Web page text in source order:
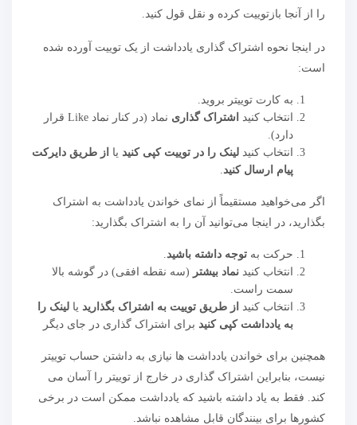
را از آنجا بازتوییت کرده و نقل قول کنید.
در اینجا نحوه اشتراک گذاری یادداشت از یک توییت آورده شده
است:
به کارت توییتر بروید.
انتخاب کنید
اشتراک گذاری
نماد (در کنار نماد Like قرار
دارد).
انتخاب کنید لینک را در توییت کپی کنید یا از طریق دایرکت
پیام ارسال کنید
اگر می‌خواهید مستقیماً از نمای خواندن یادداشت به اشتراک
بگذارید، در اینجا می‌توانید آن را به اشتراک بگذارید:
حرکت به توجه داشته باشید
انتخاب کنید نماد بیشتر (سه نقطه افقی) در گوشه بالا
سمت راست.
انتخاب کنید
از طریق توییت به اشتراک بگذارید یا لینک را
به یادداشت کپی کنید برای اشتراک گذاری در جای دیگر
همچنین برای خواندن یادداشت ها نیازی به داشتن حساب توییتر
نیست، بنابراین اشتراک گذاری در خارج از توییتر را آسان می
کند. فقط به یاد داشته باشید که یادداشت ممکن است در برخی
کشورها برای بینندگان قابل مشاهده نباشد.